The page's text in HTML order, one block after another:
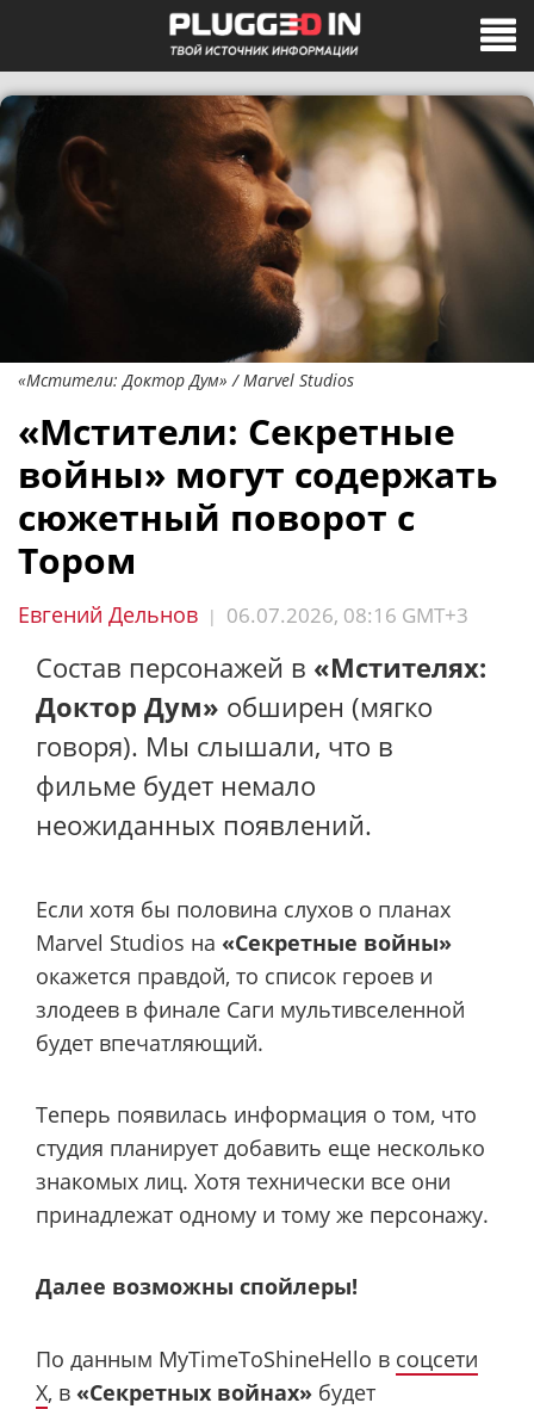
«Мстители: Доктор Дум» / Marvel Studios
«Мстители: Секретные
войны» могут содержать
сюжетный поворот с
Тором
Евгений Дельнов | 06.07.2026, 08:16 GMT+3
Состав персонажей в «Мстителях:
Доктор Дум» обширен (мягко
говоря). Мы слышали, что в
фильме будет немало
неожиданных появлений.
Если хотя бы половина слухов о планах
Marvel Studios на «Секретные войны»
окажется правдой, то список героев и
злодеев в финале Саги мультивселенной
будет впечатляющий.
Теперь появилась информация о том, что
студия планирует добавить еще несколько
знакомых лиц. Хотя технически все они
принадлежат одному и тому же персонажу.
Далее возможны спойлеры!
По данным MyTimeToShineHello в соцсети
X, в «Секретных войнах» будет